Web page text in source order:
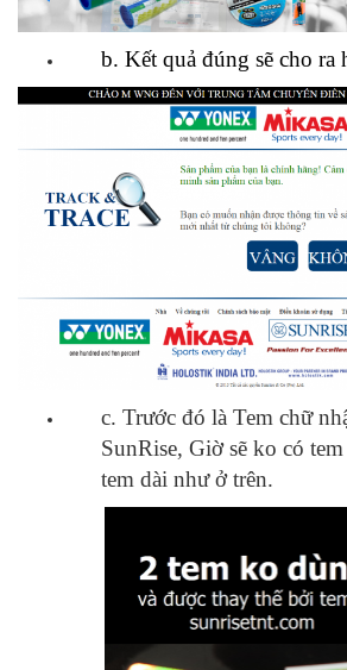
b. Kết quả đúng sẽ cho ra
c. Trước đó là Tem chữ
SunRise, Giờ sẽ ko có
tem dài như ở trên.